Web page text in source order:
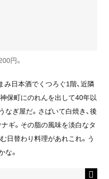
円。
日本酒でくつろぐ1階、近隣
保町にのれんを出して40年以
なぎ屋だ。さばいて白焼き、後
ギ。その脂の風味を淡白なタ
日替わり料理があれこれ。う
な。